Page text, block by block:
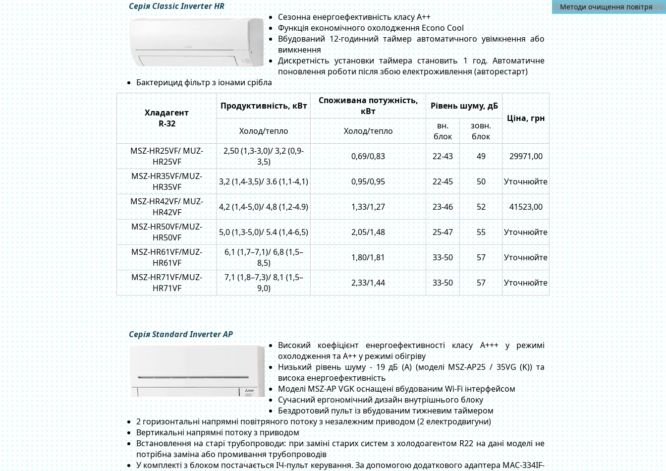
Серія Classic Inverter HR
Сезонна енергоефективність класу А++
Функція економічного охолодження Econo Cool
Вбудований 12-годинний таймер автоматичного увімкнення або
вимкнення
Дискретність установки таймера становить 1 год. Автоматичне
поновлення роботи після збою електроживлення (авторестарт)
Бактерицид фільтр з іонами срібла
Хладагент
R-32
Продуктивність, кВт
Споживана потужність,
кВт
Рівень шуму, дБ
Ціна, грн
Холод/тепло
Холод/тепло
вн.
блок
зовн.
блок
MSZ-HR25VF/ MUZ-
HR25VF
2,50 (1,3-3,0)/ 3,2 (0,9-
3,5)
0,69/0,83 22-43 49
29971,00
MSZ-HR35VF/MUZ-
HR35VF
3,2 (1,4-3,5)/ 3.6 (1,1-4,1) 0,95/0,95 22-45 50
Уточнюйте
MSZ-HR42VF/ MUZ-
HR42VF
4,2 (1,4-5,0)/ 4,8 (1,2-4.9) 1,33/1,27 23-46 52
41523,00
MSZ-HR50VF/MUZ-
HR50VF
5,0 (1,3-5,0)/ 5.4 (1,4-6,5) 2,05/1,48 25-47 55
Уточнюйте
MSZ-HR61VF/MUZ-
HR61VF
6,1 (1,7–7,1)/ 6,8 (1,5–
8,5)
1,80/1,81 33-50 57
Уточнюйте
MSZ-HR71VF/MUZ-
HR71VF
7,1 (1,8–7,3)/ 8,1 (1,5–
9,0)
2,33/1,44 33-50 57 Уточнюйте
Серія Standard Inverter AP
Високий коефіцієнт енергоефективності класу А+++ у режимі
охолодження та А++ у режимі обігріву
Низький рівень шуму - 19 дБ (А) (моделі MSZ-AP25 / 35VG (K)) та
висока енергоефективність
Моделі MSZ-AP VGK оснащені вбудованим Wi-Fi інтерфейсом
Сучасний ергономічний дизайн внутрішнього блоку
Бездротовий пульт із вбудованим тижневим таймером
2 горизонтальні напрямні повітряного потоку з незалежним приводом (2 електродвигуни)
Вертикальні напрямні потоку з приводом
Встановлення на старі трубопроводи: при заміні старих систем з холодоагентом R22 на дані моделі не
потрібна заміна або промивання трубопроводів
У комплекті з блоком постачається ІЧ-пульт керування. За допомогою додаткового адаптера MAC-334IF-
Методи очищення повітря